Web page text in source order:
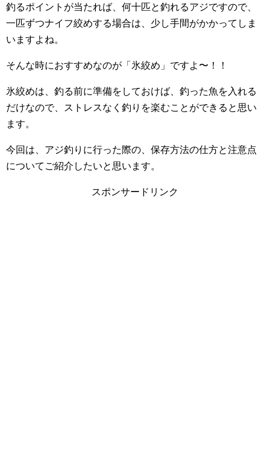
釣るポイントが当たれば、何十匹と釣れるアジですので、
一匹ずつナイフ絞めする場合は、少し手間がかかってしま
いますよね。
そんな時におすすめなのが「氷絞め」ですよ〜！！
氷絞めは、釣る前に準備をしておけば、釣った魚を入れる
だけなので、ストレスなく釣りを楽むことができると思い
ます。
今回は、アジ釣りに行った際の、保存方法の仕方と注意点
についてご紹介したいと思います。
スポンサードリンク